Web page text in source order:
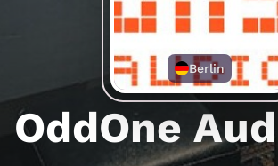
Berlin
OddOne